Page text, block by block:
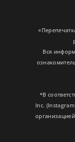
Вся
*В
Inc.